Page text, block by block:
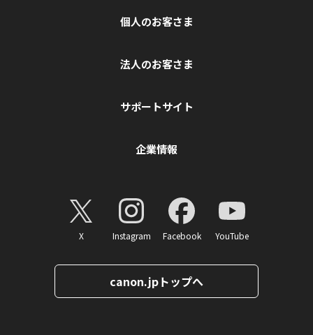
個人のお客さま
法人のお客さま
サポートサイト
企業情報
X Instagram Facebook YouTube
canon.jpトップへ